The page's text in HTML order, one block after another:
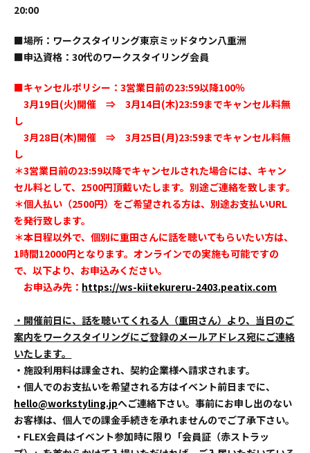
20:00
■場所：ワークスタイリング東京ミッドタウン八重洲
■申込資格：30代のワークスタイリング会員
■キャンセルポリシー：3営業日前の23:59以降100％
3月19日(火)開催 ⇒ 3月14日(木)23:59までキャンセル料無
し
3月28日(木)開催 ⇒ 3月25日(月)23:59までキャンセル料無
し
＊3営業日前の23:59以降でキャンセルされた場合には、キャン
セル料として、2500円頂戴いたします。別途ご連絡を致します。
＊個人払い（2500円）をご希望される方は、別途お支払いURL
を発行致します。
＊本日程以外で、個別に重田さんに話を聴いてもらいたい方は、
1時間12000円となります。オンラインでの実施も可能ですの
で、以下より、お申込みください。
お申込み先： https://ws-kiitekureru-2403.peatix.com
・開催前日に、話を聴いてくれる人（重田さん）より、当日のご
案内をワークスタイリングにご登録のメールアドレス宛にご連絡
いたします。
・施設利用料は課金され、契約企業様へ請求されます。
・個人でのお支払いを希望される方はイベント前日までに、
hello@workstyling.jpへご連絡下さい。事前にお申し出のない
お客様は、個人での課金手続きを承れませんのでご了承下さい。
・FLEX会員はイベント参加時に限り「会員証（赤ストラッ